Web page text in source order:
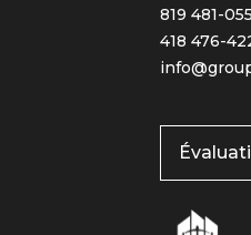
819 481-
418 476-